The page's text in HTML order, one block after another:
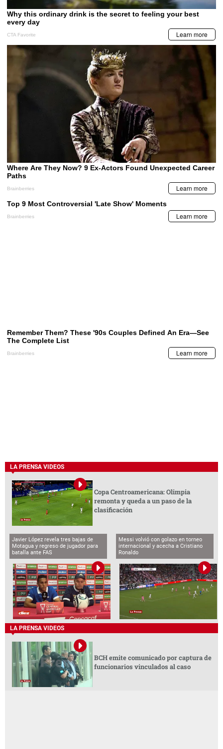
LA PRENSA VIDEOS
Copa Centroamericana: Olimpia
remonta y queda a un paso de la
clasificación
Javier López revela tres bajas de
Motagua y regreso de jugador para
batalla ante FAS
Messi volvió con golazo en torneo
internacional y acecha a Cristiano
Ronaldo
LA PRENSA VIDEOS
BCH emite comunicado por captura de
funcionarios vinculados al caso